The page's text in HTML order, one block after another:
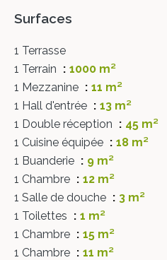
Surfaces
1 Terrasse
1 Terrain
1000 m²
1 Mezzanine
11 m²
1 Hall d'entrée
13 m²
1 Double réception
45 m²
1 Cuisine équipée
18 m²
1 Buanderie
9 m²
1 Chambre
12 m²
1 Salle de douche
3 m²
1 Toilettes
1 m²
1 Chambre
15 m²
1 Chambre
11 m²